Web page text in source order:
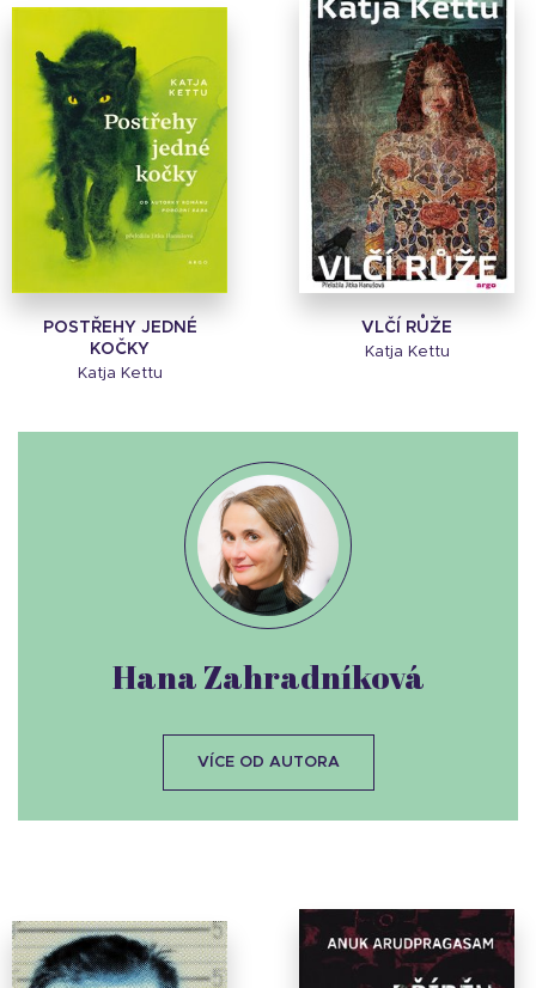
POSTŘEHY JEDNÉ
KOČKY
Katja Kettu
VLČÍ RŮŽE
Katja Kettu
Hana Zahradníková
VÍCE OD AUTORA